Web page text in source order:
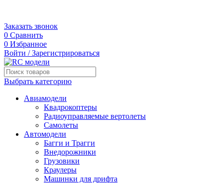
Заказать звонок
0 Сравнить
0 Избранное
Войти / Зарегистрироваться
Выбрать категорию
Авиамодели
Квадрокоптеры
Радиоуправляемые вертолеты
Самолеты
Автомодели
Багги и Трагги
Внедорожники
Грузовики
Краулеры
Машинки для дрифта